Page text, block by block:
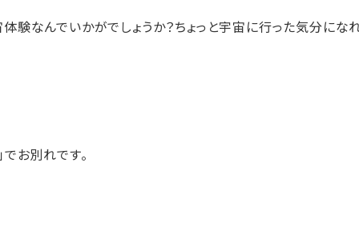
験なんでいかがでしょうか？ちょっと宇宙に行った気分にな
お別れです。